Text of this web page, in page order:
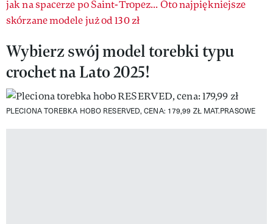
jak na spacerze po Saint-Tropez... Oto najpiękniejsze
skórzane modele już od 130 zł
Wybierz swój model torebki typu
crochet na Lato 2025!
PLECIONA TOREBKA HOBO RESERVED, CENA: 179,99 ZŁ MAT.PRASOWE